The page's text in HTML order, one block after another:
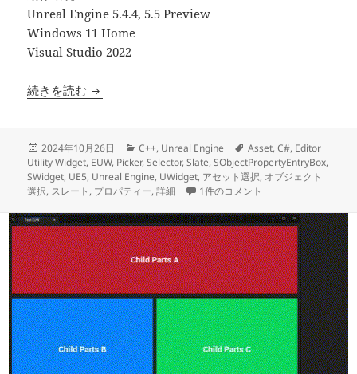
Unreal Engine 5.4.4, 5.5 Preview
Windows 11 Home
Visual Studio 2022
続きを読む 【UE5】詳細で良く見るアセットの種類にクラ
投
稿
日:
2024年10月26日
カ
テ
ゴ
リ
C++, Unreal Engine
タ
グ
Asset,C#, Editor
Utility Widget, EUW, Picker,Selector,Slate,SObjectPropertyEntryBox,
SWidget, UE5, Unreal Engine, UWidget, アセット選択, オブジェクト
選択, スレート , プロパティー,詳細 【UE5】詳細で良く見るアセット
1件のコメント